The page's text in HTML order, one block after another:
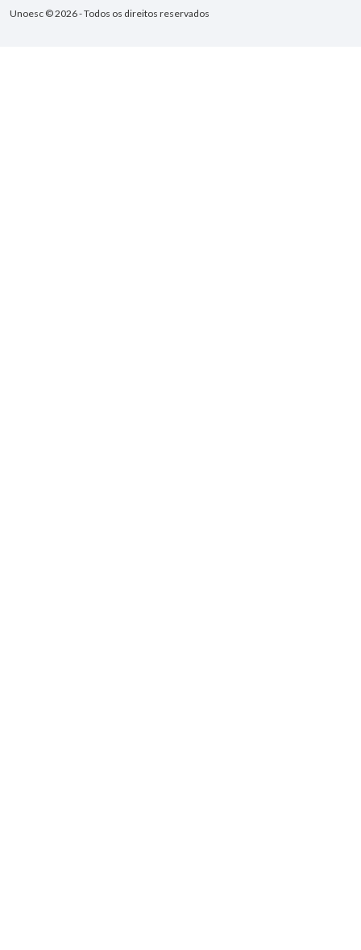
Unoesc © 2026 - Todos os direitos reservados